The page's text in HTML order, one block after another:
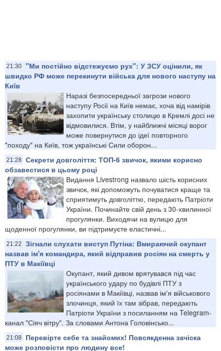
21:30 "Ми постійно відстежуємо рух": У ЗСУ оцінили, як
швидко РФ може перекинути війська для нового наступу на
Київ
Наразі безпосередньої загрози нового
наступу Росії на Київ немає, хоча від намірів
захопити українську столицю в Кремлі досі не
відмовилися. Втім, у найближчі місяці ворог
може повернутися до ідеї повторного
"походу" на Київ, тож українські Сили оборон...
21:28 Секрети довголіття: ТОП-6 звичок, якими корисно
обзавестися в цьому році
Видання Livestrong назвало шість корисних
звичок, які допоможуть почуватися краще та
сприятимуть довголіттю, передають Патріоти
України. Починайте свій день з 30-хвилинної
прогулянки. Виходячи на вулицю для
щоденної прогулянки, ви підтримуєте еластичні...
21:22
Зігнали слухати виступ Путіна: Вмираючий окупант
назвав ім'я командира, який відправив росіян на смерть у
ПТУ в Макіївці
Окупант, який дивом врятувався під час
українського удару по будівлі ПТУ з
росіянами в Макіївці, назвав ім'я військового
злочинця, який їх там зібрав, передають
Патріоти України з посиланням на Telegram-
канал "Сіяч вітру". За словами Антона Головінсько...
21:08
Перевірте себе та знайомих! Повсякденна зачіска
може розповісти про людину все!